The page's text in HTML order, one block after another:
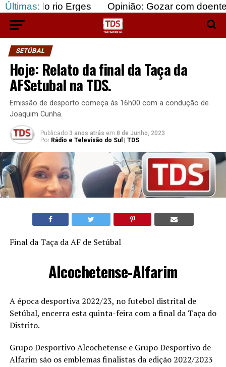
Últimas:
Erges Opinião: Gozar com doentes e
SETÚBAL
Hoje: Relato da final da Taça da
AFSetubal na TDS.
Emissão de desporto começa ás 16h00 com a condução de
Joaquim Cunha.
Publicado 3 anos atrás em 8 de Junho, 2023
Por Rádio e Televisão do Sul | TDS
Final da Taça da AF de Setúbal
Alcochetense-Alfarim
A época desportiva 2022/23, no futebol distrital de
Setúbal, encerra esta quinta-feira com a final da Taça do
Distrito.
Grupo Desportivo Alcochetense e Grupo Desportivo de
Alfarim são os emblemas finalistas da edição 2022/2023